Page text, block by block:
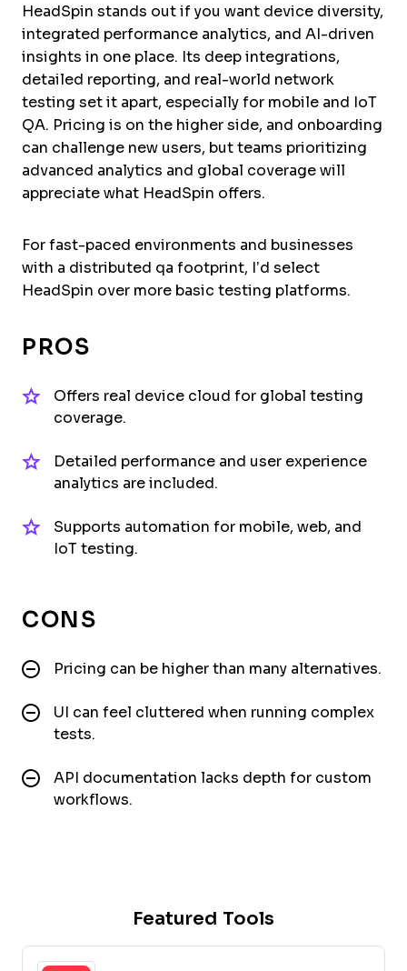
HeadSpin stands out if you want device diversity,
integrated performance analytics, and AI-driven
insights in one place. Its deep integrations,
detailed reporting, and real-world network
testing set it apart, especially for mobile and IoT
QA. Pricing is on the higher side, and onboarding
can challenge new users, but teams prioritizing
advanced analytics and global coverage will
appreciate what HeadSpin offers.
For fast-paced environments and businesses
with a distributed qa footprint, I’d select
HeadSpin over more basic testing platforms.
PROS
Offers real device cloud for global testing
coverage.
Detailed performance and user experience
analytics are included.
Supports automation for mobile, web, and
IoT testing.
CONS
Pricing can be higher than many alternatives.
UI can feel cluttered when running complex
tests.
API documentation lacks depth for custom
workflows.
Featured Tools